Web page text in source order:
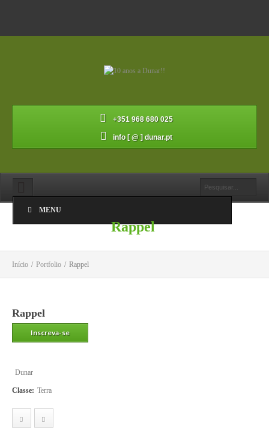
+351 968 680 025
info [ @ ] dunar.pt
MENU
Rappel
Início / Portfolio / Rappel
Rappel
Inscreva-se
Dunar
Classe: Terra